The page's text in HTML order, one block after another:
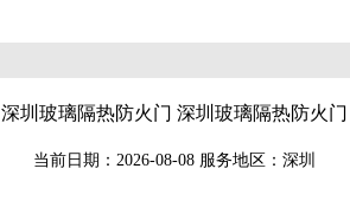
深圳玻璃隔热防火门 深圳玻璃隔热防火门
当前日期：2026-08-08 服务地区：深圳